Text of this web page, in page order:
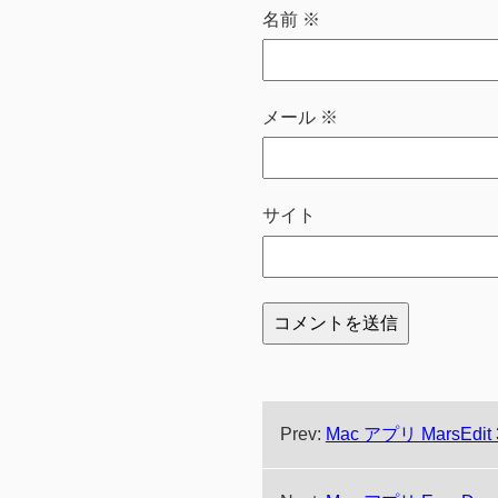
名前 ※
メール ※
サイト
Prev: Mac アプリ MarsEdit